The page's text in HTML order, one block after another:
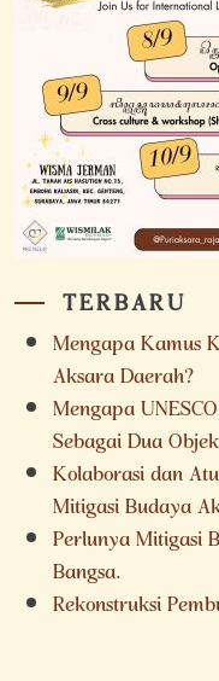
TERBARU
Mengapa Kamus
Aksara Daerah?
Mengapa
Sebagai Dua
Kolaborasi dan
Mitigasi Budaya
Perlunya Mitigasi
Bangsa.
Rekonstruksi